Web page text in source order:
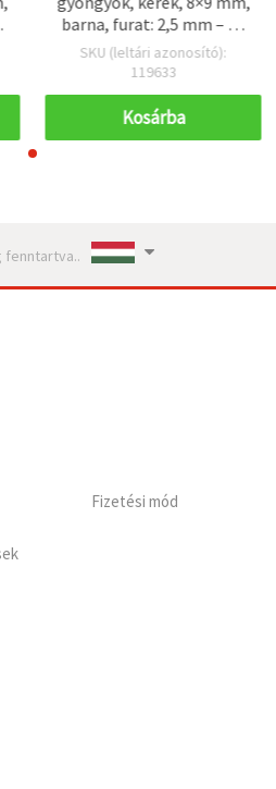
barna, furat: 2,5 mm – 50
g (~95 db),
ékszerkészítéshez,
nyakláncokhoz és
SKU (leltári azonosító):
119633
Kosárba
fenntartva..
Fizetési mód